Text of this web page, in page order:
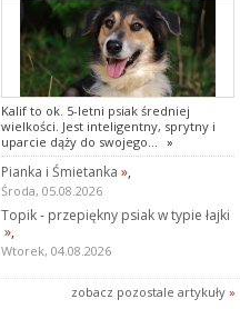
Kalif to ok. 5-letni psiak średniej
wielkości. Jest inteligentny, sprytny i
uparcie dąży do swojego... »
Pianka i Śmietanka »,
Środa, 05.08.2026
Topik - przepiękny psiak w typie łajki
»,
Wtorek, 04.08.2026
zobacz pozostale artykuły »